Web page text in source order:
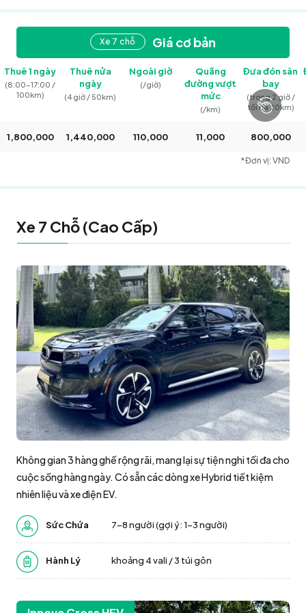
Xe 7 chỗ Giá cơ bản
Thuê 1 ngày
(8:00–17:00 /
100km)
Thuê nửa
ngày
(4 giờ / 50km)
Ngoài giờ
(/giờ)
Quãng
đường vượt
mức
(/km)
Đưa đón sân
bay
(trong 2 giờ /
tối đa 20km)
1,800,000 1,440,000 110,000 11,000 800,000
*Đơn vị: VND
Xe 7 Chỗ (Cao Cấp)
Không gian 3 hàng ghế rộng rãi, mang lại sự tiện nghi tối đa cho
cuộc sống hàng ngày. Có sẵn các dòng xe Hybrid tiết kiệm
nhiên liệu và xe điện EV.
Sức Chứa 7-8 người (gợi ý: 1–3 người)
Hành Lý khoảng 4 vali / 3 túi gôn